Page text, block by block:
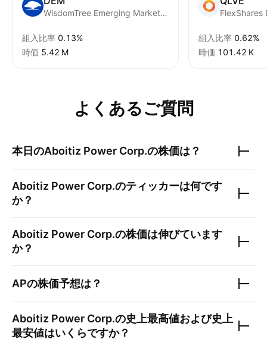
WisdomTree Emerging Markets High Dividend Fund
組入比率 0.13%
時価 ‪5.42 M‬
組入比率 0.62%
時価 ‪101.42 K‬
よくあるご質問
本日のAboitiz Power Corp.の株価は？
Aboitiz Power Corp.のティッカーは何です
か？
Aboitiz Power Corp.の株価は伸びています
か？
APの株価予想は？
Aboitiz Power Corp.の史上最高値および史上
最安値はいくらですか？